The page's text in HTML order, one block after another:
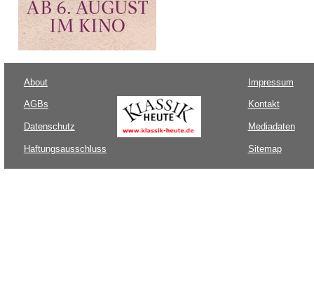
About
AGBs
Datenschutz
Haftungsausschluss
Impressum
Kontakt
Mediadaten
Sitemap